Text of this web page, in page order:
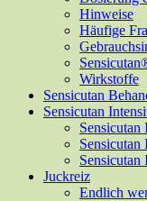
Hinweise
Häufige
Wirkstoffe
Sensicutan
Sensicutan
Sensicutan
Sensicutan
Sensicutan
Juckreiz
Endlich